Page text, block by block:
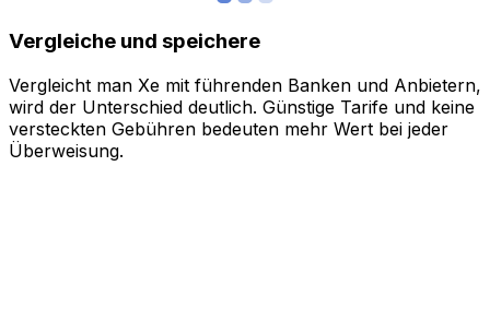
Vergleiche und speichere
Vergleicht man Xe mit führenden Banken und Anbietern,
wird der Unterschied deutlich. Günstige Tarife und keine
versteckten Gebühren bedeuten mehr Wert bei jeder
Überweisung.